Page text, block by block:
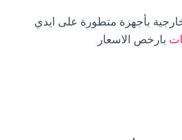
بأجهزة متطورة على ايدي
بارخص الاسعار.